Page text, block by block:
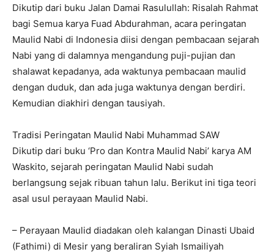
Dikutip dari buku Jalan Damai Rasulullah: Risalah Rahmat
bagi Semua karya Fuad Abdurahman, acara peringatan
Maulid Nabi di Indonesia diisi dengan pembacaan sejarah
Nabi yang di dalamnya mengandung puji-pujian dan
shalawat kepadanya, ada waktunya pembacaan maulid
dengan duduk, dan ada juga waktunya dengan berdiri.
Kemudian diakhiri dengan tausiyah.
Tradisi Peringatan Maulid Nabi Muhammad SAW
Dikutip dari buku ‘Pro dan Kontra Maulid Nabi’ karya AM
Waskito, sejarah peringatan Maulid Nabi sudah
berlangsung sejak ribuan tahun lalu. Berikut ini tiga teori
asal usul perayaan Maulid Nabi.
– Perayaan Maulid diadakan oleh kalangan Dinasti Ubaid
(Fathimi) di Mesir yang beraliran Syiah Ismailiyah